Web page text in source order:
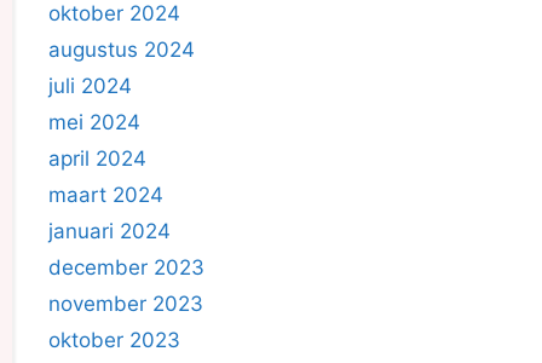
oktober 2024
augustus 2024
juli 2024
mei 2024
april 2024
maart 2024
januari 2024
december 2023
november 2023
oktober 2023